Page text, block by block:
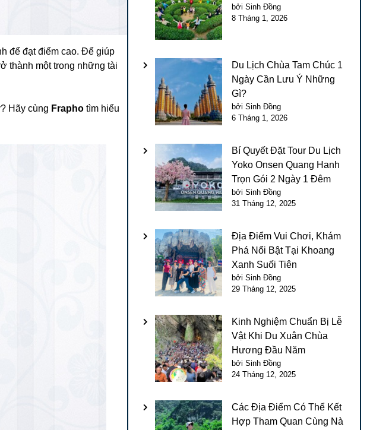
để đạt điểm cao. Để giúp
thành một trong những tài
Hãy cùng Frapho tìm hiểu
bởi Sinh Đồng
8 Tháng 1, 2026
Du Lịch Chùa Tam Chúc 1
Ngày Cần Lưu Ý Những
Gì?
bởi Sinh Đồng
6 Tháng 1, 2026
Bí Quyết Đặt Tour Du Lịch
Yoko Onsen Quang Hanh
Trọn Gói 2 Ngày 1 Đêm
bởi Sinh Đồng
31 Tháng 12, 2025
Địa Điểm Vui Chơi, Khám
Phá Nổi Bật Tại Khoang
Xanh Suối Tiên
bởi Sinh Đồng
29 Tháng 12, 2025
Kinh Nghiệm Chuẩn Bị Lễ
Vật Khi Du Xuân Chùa
Hương Đầu Năm
bởi Sinh Đồng
24 Tháng 12, 2025
Các Địa Điểm Có Thể Kết
Hợp Tham Quan Cùng Nà